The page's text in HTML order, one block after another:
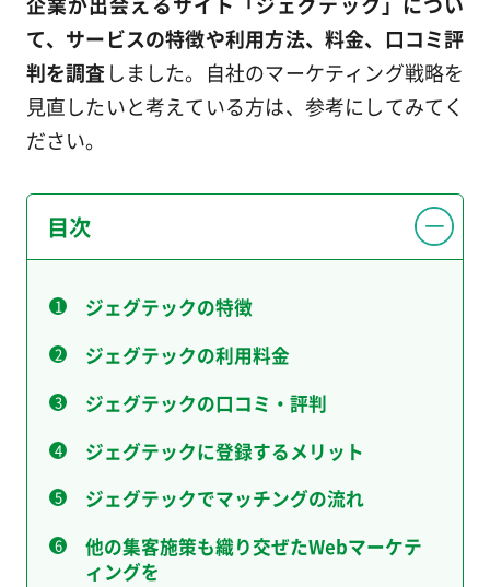
て、サービスの特徴や利用方法、料金、口コミ評
判を調査しました。自社のマーケティング戦略を
見直したいと考えている方は、参考にしてみてく
ださい。
目次
ジェグテックの特徴
ジェグテックの利用料金
ジェグテックの口コミ・評判
ジェグテックに登録するメリット
ジェグテックでマッチングの流れ
他の集客施策も織り交ぜたWebマーケテ
ィングを